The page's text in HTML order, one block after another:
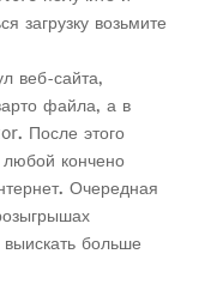
загрузку возьмите
веб-сайта,
файла, а в
После этого
кончено
Очередная
больше